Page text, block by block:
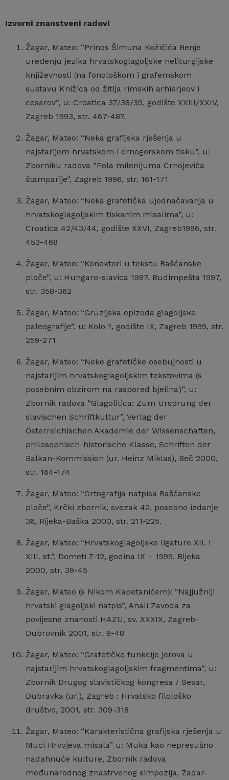
Izvorni znanstveni radovi
Žagar, Mateo: “Prinos Šimuna Kožičića Benje
uređenju jezika hrvatskoglagoljske neliturgijske
književnosti (na fonološkom i grafemskom
sustavu Knižica od žitija rimskih arhierjeov i
cesarov”, u: Croatica 37/38/39, godište XXIII/XXIV,
Zagreb 1993, str. 467-487.
Žagar, Mateo: “Neka grafijska rješenja u
najstarijem hrvatskom i crnogorskom tisku”, u:
Zborniku radova “Pola milenijuma Crnojevića
štamparije”, Zagreb 1996, str. 161-171
Žagar, Mateo: “Neka grafetička ujednačavanja u
hrvatskoglagoljskim tiskanim misalima”, u:
Croatica 42/43/44, godište XXVI, Zagreb1996, str.
453-468
Žagar, Mateo: “Konektori u tekstu Bašćanske
ploče”, u: Hungaro-slavica 1997, Budimpešta 1997,
str. 358-362
Žagar, Mateo: “Gruzijska epizoda glagoljske
paleografije”, u: Kolo 1, godište IX, Zagreb 1999, str.
259-271
Žagar, Mateo: “Neke grafetičke osebujnosti u
najstarijim hrvatskoglagoljskim tekstovima (s
posebnim obzirom na raspored bjelina)”, u:
Zbornik radova “Glagolitica: Zum Ursprung der
slavischen Schriftkultur”, Verlag der
Österreichischen Akademie der Wissenschaften,
philosophisch-historische Klasse, Schriften der
Balkan-Kommission (ur. Heinz Miklas), Beč 2000,
str. 164-174
Žagar, Mateo: “Ortografija natpisa Bašćanske
ploče”, Krčki zbornik, svezak 42, posebno izdanje
36, Rijeka-Baška 2000, str. 211-225.
Žagar, Mateo: “Hrvatskoglagoljske ligature XII. i
XIII. st.”, Dometi 7-12, godina IX – 1999, Rijeka
2000, str. 39-45
Žagar, Mateo (s Nikom Kapetanićem): “Najjužniji
hrvatski glagoljski natpis”, Anali Zavoda za
povijesne znanosti HAZU, sv. XXXIX, Zagreb-
Dubrovnik 2001, str. 9-48
Žagar, Mateo: “Grafetičke funkcije jerova u
najstarijim hrvatskoglagoljskim fragmentima”, u:
Zbornik Drugog slavističkog kongresa / Sesar,
Dubravka (ur.), Zagreb : Hrvatsko filološko
društvo, 2001, str. 309-318
Žagar, Mateo: “Karakteristična grafijska rješenja u
Muci Hrvojeva misala” u: Muka kao nepresušno
nadahnuće kulture, Zbornik radova
međunarodnog znastrvenog simpozija, Zadar-